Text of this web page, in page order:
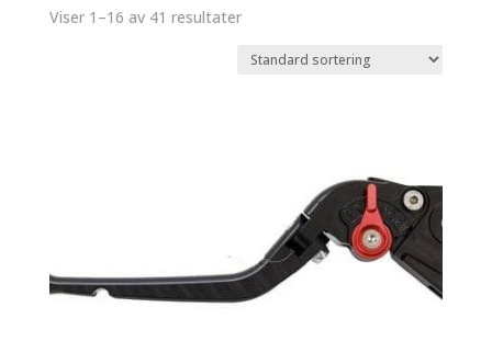
Viser 1–16 av 41 resultater